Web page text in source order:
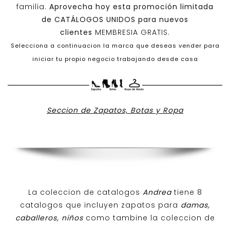
familia. Aprovecha hoy esta promoción limitada
de CATÁLOGOS UNIDOS para nuevos
clientes MEMBRESIA GRATIS.
Selecciona a continuacion la marca que deseas vender para
iniciar tu propio negocio trabajando desde casa
Seccion de Zapatos, Botas y Ropa
La coleccion de catalogos Andreatiene 8
catalogos que incluyen zapatos para damas,
caballeros, niños como tambine la coleccion de